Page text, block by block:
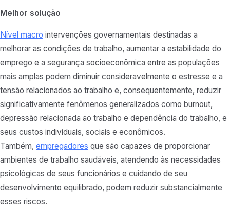
Melhor solução
Nível macro intervenções governamentais destinadas a
melhorar as condições de trabalho, aumentar a estabilidade do
emprego e a segurança socioeconômica entre as populações
mais amplas podem diminuir consideravelmente o estresse e a
tensão relacionados ao trabalho e, consequentemente, reduzir
significativamente fenômenos generalizados como burnout,
depressão relacionada ao trabalho e dependência do trabalho, e
seus custos individuais, sociais e econômicos.
Também, empregadores que são capazes de proporcionar
ambientes de trabalho saudáveis, atendendo às necessidades
psicológicas de seus funcionários e cuidando de seu
desenvolvimento equilibrado, podem reduzir substancialmente
esses riscos.